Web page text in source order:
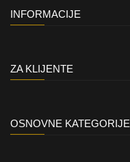
INFORMACIJE
ZA KLIJENTE
OSNOVNE KATEGORIJE